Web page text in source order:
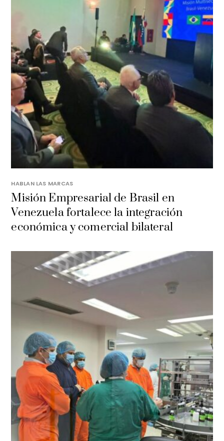
HABLAN LAS MARCAS
Misión Empresarial de Brasil en
Venezuela fortalece la integración
económica y comercial bilateral